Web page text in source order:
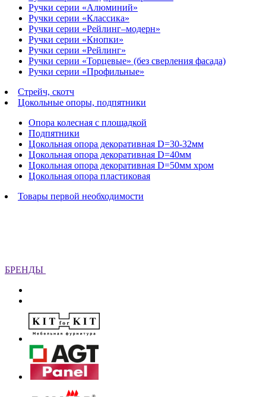
Ручки серии «Алюминий»
Ручки серии «Классика»
Ручки серии «Рейлинг–модерн»
Ручки серии «Кнопки»
Ручки серии «Рейлинг»
Ручки серии «Торцевые» (без сверления фасада)
Ручки серии «Профильные»
Стрейч, скотч
Цокольные опоры, подпятники
Опора колесная с площадкой
Подпятники
Цокольная опора декоративная D=30-32мм
Цокольная опора декоративная D=40мм
Цокольная опора декоративная D=50мм хром
Цокольная опора пластиковая
Товары первой необходимости
БРЕНДЫ